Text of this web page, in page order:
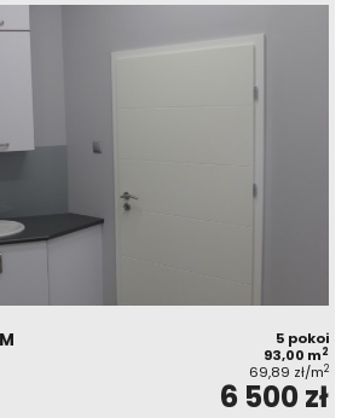
5 pokoi
93,00 m2
69,89 zł/m2
6 500 zł